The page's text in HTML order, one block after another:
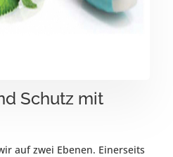
Schutz mit
auf zwei Ebenen. Einerseits